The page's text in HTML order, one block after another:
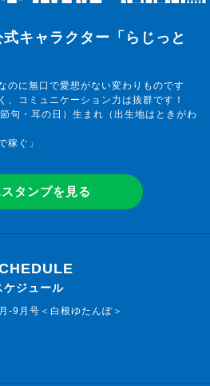
キャラクター「らじっと
のに無口で愛想がない変わりものです
、コミュニケーション力は抜群です！
句・耳の日）生まれ（出生地はときがわ
稼ぐ」
タンプを見る
ケジュール
-9月号＜白根ゆたんぽ＞